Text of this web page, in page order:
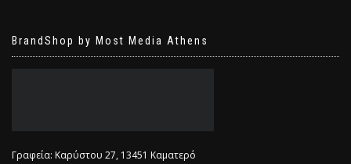
BrandShop by Most Media Athens
Γραφεία: Καρύστου 27, 13451 Καματερό